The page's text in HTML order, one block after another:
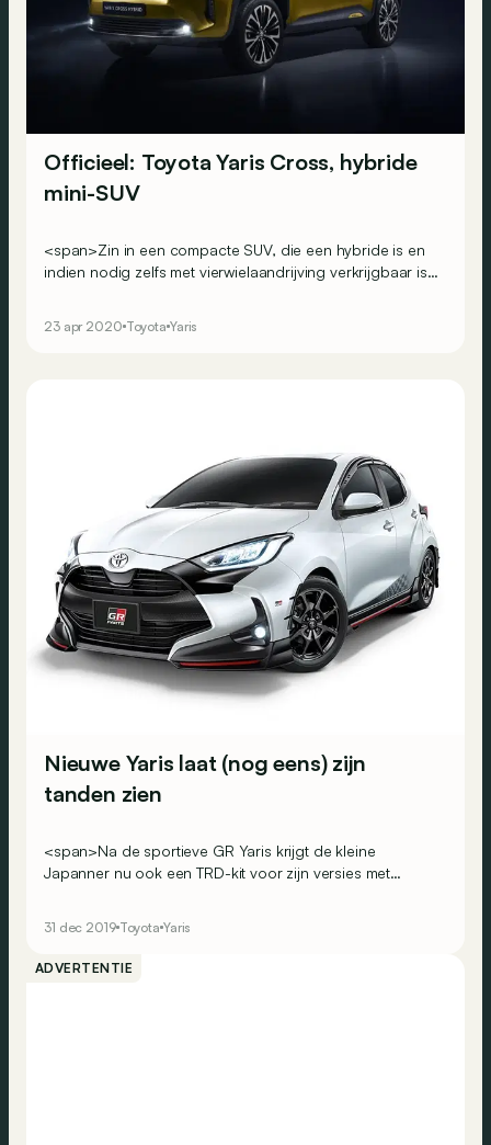
Officieel: Toyota Yaris Cross, hybride
mini-SUV
<span>Zin in een compacte SUV, die een hybride is en
indien nodig zelfs met vierwielaandrijving verkrijgbaar is?
23 apr 2020 Toyota Yaris
Nieuwe Yaris laat (nog eens) zijn
tanden zien
<span>Na de sportieve GR Yaris krijgt de kleine
Japanner nu ook een TRD-kit voor zijn versies met
uiterlijk wat meer spierballen te geven.</span>
31 dec 2019 Toyota Yaris
ADVERTENTIE